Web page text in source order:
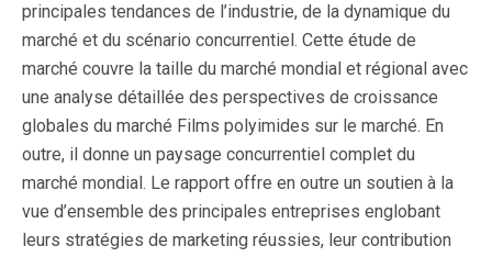
principales tendances de l’industrie, de la dynamique du
marché et du scénario concurrentiel. Cette étude de
marché couvre la taille du marché mondial et régional avec
une analyse détaillée des perspectives de croissance
globales du marché Films polyimides sur le marché. En
outre, il donne un paysage concurrentiel complet du
marché mondial. Le rapport offre en outre un soutien à la
vue d’ensemble des principales entreprises englobant
leurs stratégies de marketing réussies, leur contribution